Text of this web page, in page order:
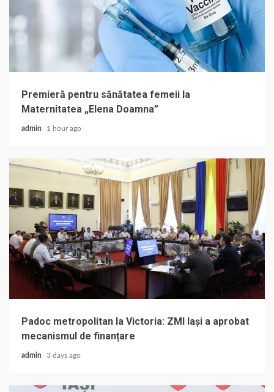
Premieră pentru sănătatea femeii la
Maternitatea „Elena Doamna”
admin 1 hour ago
Padoc metropolitan la Victoria: ZMI Iași a aprobat
mecanismul de finanțare
admin 3 days ago